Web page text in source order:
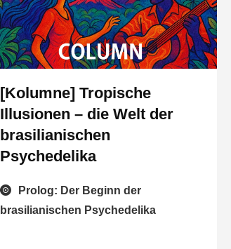
[Kolumne] Tropische
Illusionen – die Welt der
brasilianischen
Psychedelika
Prolog: Der Beginn der
brasilianischen Psychedelika